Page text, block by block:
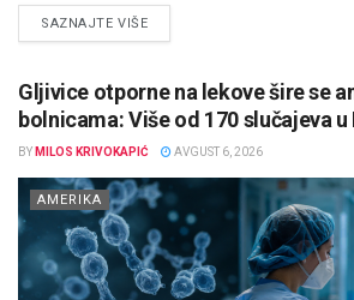
SAZNAJTE VIŠEDETAILS
Gljivice otporne na lekove šire se
bolnicama: Više od 170 slučajeva
BY MILOS KRIVOKAPIĆ AVGUST 6, 2026
AMERIKA